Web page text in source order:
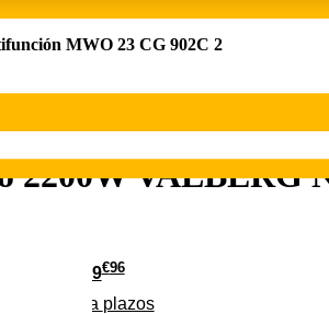
349€96
Pago a plazos
MWO 23 CG 902C 2
2200W